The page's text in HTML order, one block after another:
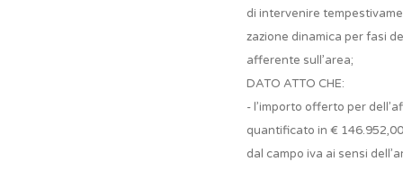
di intervenire
zazione dinamica per fasi
afferente sull’area;
DATO ATTO CHE:
- l’importo offerto per
quantificato in €
dal campo iva ai sensi